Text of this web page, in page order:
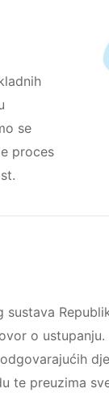
se
proces
o ustupanju.
te preuzima